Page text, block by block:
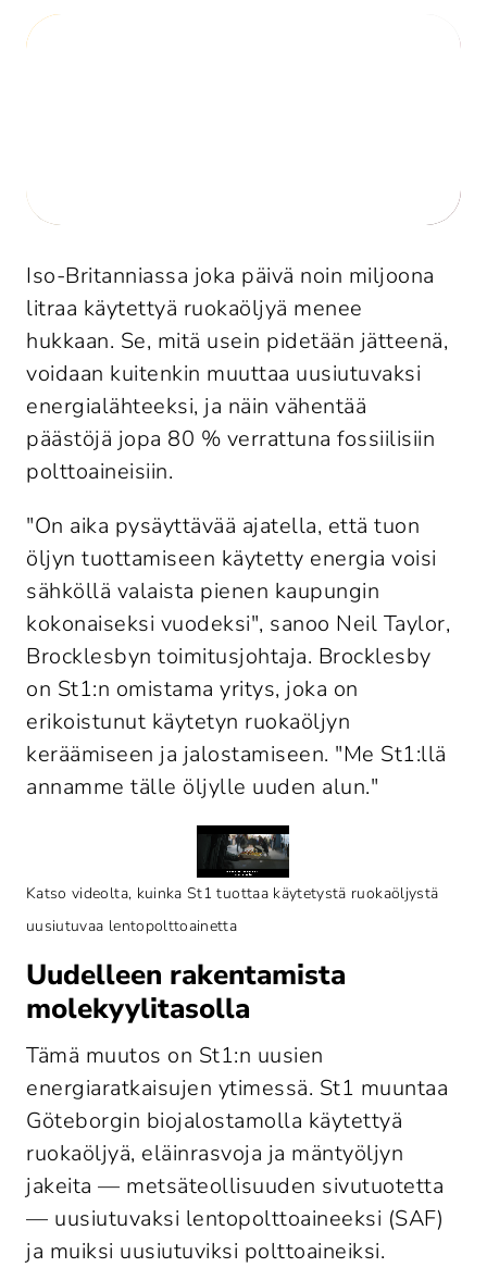
Iso-Britanniassa joka päivä noin miljoona
litraa käytettyä ruokaöljyä menee
hukkaan. Se, mitä usein pidetään jätteenä,
voidaan kuitenkin muuttaa uusiutuvaksi
energialähteeksi, ja näin vähentää
päästöjä jopa 80 % verrattuna fossiilisiin
polttoaineisiin.
"On aika pysäyttävää ajatella, että tuon
öljyn tuottamiseen käytetty energia voisi
sähköllä valaista pienen kaupungin
kokonaiseksi vuodeksi", sanoo Neil Taylor,
Brocklesbyn toimitusjohtaja. Brocklesby
on St1:n omistama yritys, joka on
erikoistunut käytetyn ruokaöljyn
keräämiseen ja jalostamiseen. "Me St1:llä
annamme tälle öljylle uuden alun."
Katso videolta, kuinka St1 tuottaa käytetystä ruokaöljystä
uusiutuvaa lentopolttoainetta
Uudelleen rakentamista
molekyylitasolla
Tämä muutos on St1:n uusien
energiaratkaisujen ytimessä. St1 muuntaa
Göteborgin biojalostamolla käytettyä
ruokaöljyä, eläinrasvoja ja mäntyöljyn
jakeita — metsäteollisuuden sivutuotetta
— uusiutuvaksi lentopolttoaineeksi (SAF)
ja muiksi uusiutuviksi polttoaineiksi.